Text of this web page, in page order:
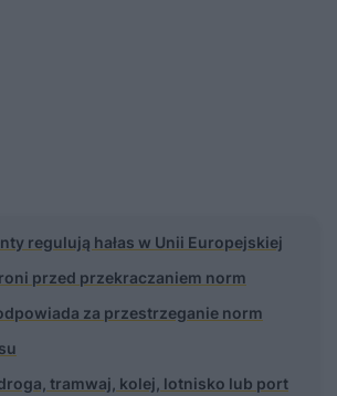
regulują hałas w Unii Europejskiej
przed przekraczaniem norm
za przestrzeganie norm
tramwaj, kolej, lotnisko lub port